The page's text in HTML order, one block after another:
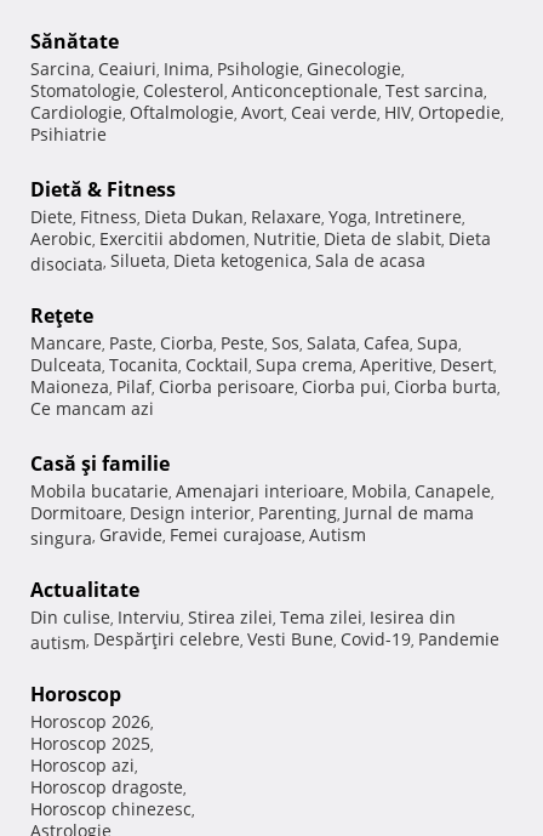
Sănătate
Sarcina, Ceaiuri, Inima, Psihologie, Ginecologie,
Stomatologie, Colesterol, Anticonceptionale, Test sarcina,
Cardiologie, Oftalmologie, Avort, Ceai verde, HIV, Ortopedie,
Psihiatrie
Dietă & Fitness
Diete, Fitness, Dieta Dukan, Relaxare, Yoga, Intretinere,
Aerobic, Exercitii abdomen, Nutritie, Dieta de slabit, Dieta
disociata, Silueta, Dieta ketogenica, Sala de acasa
Reţete
Mancare, Paste, Ciorba, Peste, Sos, Salata, Cafea, Supa,
Dulceata, Tocanita, Cocktail, Supa crema, Aperitive, Desert,
Maioneza, Pilaf, Ciorba perisoare, Ciorba pui, Ciorba burta,
Ce mancam azi
Casă şi familie
Mobila bucatarie, Amenajari interioare, Mobila, Canapele,
Dormitoare, Design interior, Parenting, Jurnal de mama
singura, Gravide, Femei curajoase, Autism
Actualitate
Din culise, Interviu, Stirea zilei, Tema zilei, Iesirea din
autism, Despărţiri celebre, Vesti Bune, Covid-19, Pandemie
Horoscop
Horoscop 2026,
Horoscop 2025,
Horoscop azi,
Horoscop dragoste,
Horoscop chinezesc,
Astrologie